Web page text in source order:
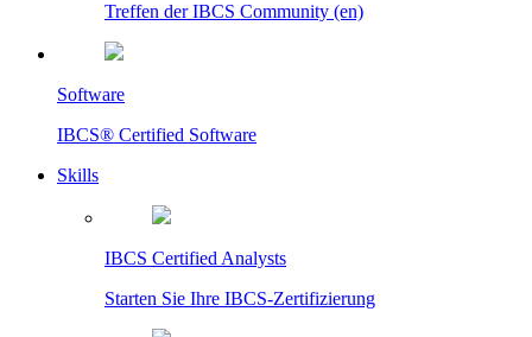
Treffen der IBCS Community (en)
Software
IBCS® Certified Software
Skills
IBCS Certified Analysts
Starten Sie Ihre IBCS-Zertifizierung